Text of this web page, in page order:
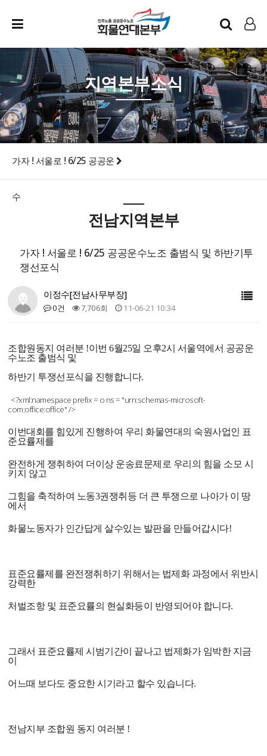
인트라넷
LOG IN
지역본부소식
가자 ! 서울로 ! 6/25 공공운
수
전남지역본부
가자 ! 서울로 ! 6/25 공공운수노조 출범식 및 하반기투
쟁선포식
이정수[전남사무부장]
0건 7,706회 11-06-21 10:34
조합원동지 여러분 !이번 6월25일 오후2시 서울역에서 공공운
수노조 출범식 및
하반기 투쟁선포식을 진행합니다.
<?xml:namespace prefix = o ns = "urn:schemas-microsoft-
com:office:office" />
이번대회를 힘있게 진행하여 우리 화물연대의 숙원사업인 표
준요률제를
완전하게 쟁취하여 더이상 운송료문제로 우리의 힘을 소모 시
키지 않고
그힘을 축적하여 노동3권쟁취등 더 큰 투쟁으로 나아가 이 땅
에서
화물노동자가 인간답게 살수있는 발판을 만들어갑시다!
표준요률제를 완전쟁취하기 위해서는 법제화 과정에서 위반시
강력한
처벌조항 및 표준요률의 현실화등이 반영되어야 합니다.
그래서 표준요률제 시범기간이 끝나고 법제화가 임박한 지금
이
어느때 보다도 중요한 시기라고 할수 있습니다.
전남지부 조합원 동지 여러분 !